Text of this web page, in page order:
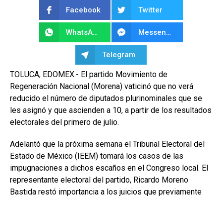
Facebook Twitter
WhatsApp Messenger
Telegram
TOLUCA, EDOMEX.- El partido Movimiento de
Regeneración Nacional (Morena) vaticinó que no verá
reducido el número de diputados plurinominales que se
les asignó y que ascienden a 10, a partir de los resultados
electorales del primero de julio.
Adelantó que la próxima semana el Tribunal Electoral del
Estado de México (IEEM) tomará los casos de las
impugnaciones a dichos escaños en el Congreso local. El
representante electoral del partido, Ricardo Moreno
Bastida restó importancia a los juicios que previamente